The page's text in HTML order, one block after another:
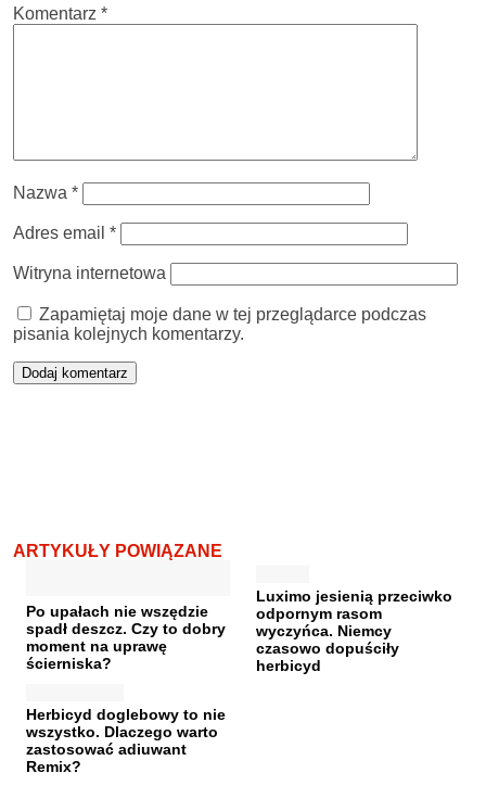
Komentarz *
Nazwa *
Adres email *
Witryna internetowa
Zapamiętaj moje dane w tej przeglądarce podczas
pisania kolejnych komentarzy.
ARTYKUŁY POWIĄZANE
Po upałach nie wszędzie
spadł deszcz. Czy to dobry
moment na uprawę
ścierniska?
Luximo jesienią przeciwko
odpornym rasom
wyczyńca. Niemcy
czasowo dopuściły
herbicyd
Herbicyd doglebowy to nie
wszystko. Dlaczego warto
zastosować adiuwant
Remix?